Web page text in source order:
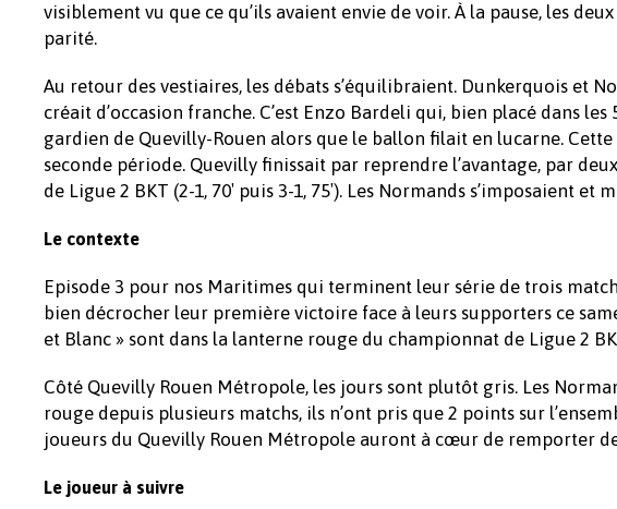
visiblement vu que ce qu’ils avaient envie de voir. À la pause, les
parité.
Au retour des vestiaires, les débats s’équilibraient. Dunkerquois et
créait d’occasion franche. C’est Enzo Bardeli qui, bien placé dans
gardien de Quevilly-Rouen alors que le ballon filait en lucarne.
seconde période. Quevilly finissait par reprendre l’avantage, par
de Ligue 2 BKT (2-1, 70′ puis 3-1, 75′). Les Normands s’imposaient
Le contexte
Episode 3 pour nos Maritimes qui terminent leur série de trois
bien décrocher leur première victoire face à leurs supporters ce
et Blanc » sont dans la lanterne rouge du championnat de Ligue 2
Côté Quevilly Rouen Métropole, les jours sont plutôt gris. Les
rouge depuis plusieurs matchs, ils n’ont pris que 2 points sur
joueurs du Quevilly Rouen Métropole auront à cœur de remporter
Le joueur à suivre